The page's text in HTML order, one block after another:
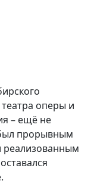
театра оперы и
– ещё не
прорывным
реализованным